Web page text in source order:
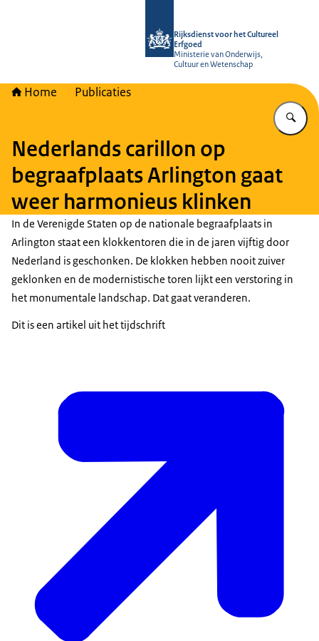
Rijksdienst voor het Cultureel
Erfgoed
Ministerie van Onderwijs,
Cultuur en Wetenschap
Home Publicaties
Nederlands carillon op
begraafplaats Arlington gaat
weer harmonieus klinken
In de Verenigde Staten op de nationale begraafplaats in
Arlington staat een klokkentoren die in de jaren vijftig door
Nederland is geschonken. De klokken hebben nooit zuiver
geklonken en de modernistische toren lijkt een verstoring in
het monumentale landschap. Dat gaat veranderen.
Dit is een artikel uit het tijdschrift